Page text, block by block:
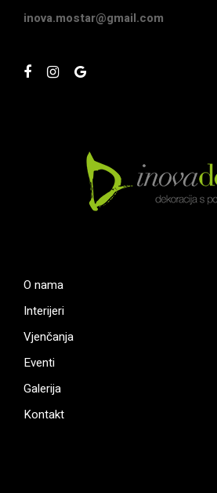
inova.mostar@gmail.com
O nama
Interijeri
Vjenčanja
Eventi
Galerija
Kontakt